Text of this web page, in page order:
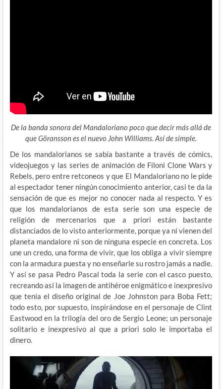
De la banda sonora del Mandaloriano poco que decir más allá de
que Göransson es el nuevo John Williams. Así de simple.
De los mandalorianos se sabía bastante a través de cómics,
videojuegos y las series de animación de Filoni Clone Wars y
Rebels, pero entre retconeos y que El Mandaloriano no le pide
al espectador tener ningún conocimiento anterior, casi te da la
sensación de que es mejor no conocer nada al respecto. Y es
que los mandalorianos de esta serie son una especie de
religión de mercenarios que a priori están bastante
distanciados de lo visto anteriormente, porque ya ni vienen del
planeta mandalore ni son de ninguna especie en concreta. Los
une un credo, una forma de vivir, que los obliga a vivir siempre
con la armadura puesta y no enseñarle su rostro jamás a nadie.
Y así se pasa Pedro Pascal toda la serie con el casco puesto,
recreando así la imagen de antihéroe enigmático e inexpresivo
que tenía el diseño original de Joe Johnston para Boba Fett;
todo esto, por supuesto, inspirándose en el personaje de Clint
Eastwood en la trilogía del oro de Sergio Leone; un personaje
solitario e inexpresivo al que a priori solo le importaba el
dinero.